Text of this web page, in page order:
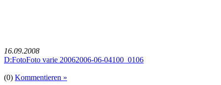
16.09.2008
D:FotoFoto varie 20062006-06-04100_0106
(0) Kommentieren »